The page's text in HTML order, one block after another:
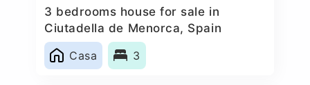
3 bedrooms house for sale in
Ciutadella de Menorca, Spain
Casa
3